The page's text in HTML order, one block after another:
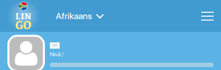
Afrikaans
Nivå/